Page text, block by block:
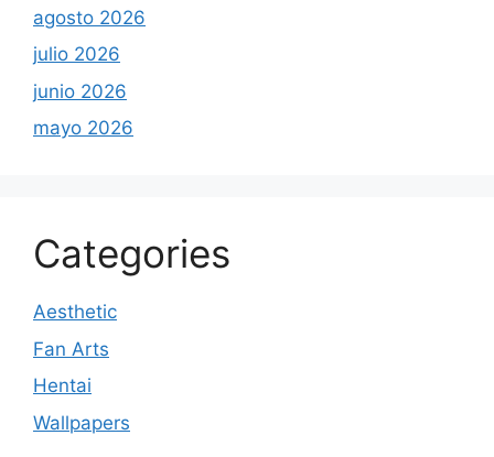
agosto 2026
julio 2026
junio 2026
mayo 2026
Categories
Aesthetic
Fan Arts
Hentai
Wallpapers